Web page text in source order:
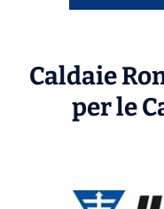
Caldaie
per le